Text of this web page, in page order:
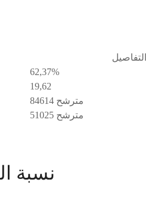
التفاصيل
62,37%
19,62
84614 مترشح
51025 مترشح
نسبة